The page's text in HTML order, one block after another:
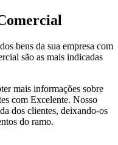
bens da sua empresa com
são as mais indicadas
mais informações sobre
com Excelente. Nosso
dos clientes, deixando-os
do ramo.